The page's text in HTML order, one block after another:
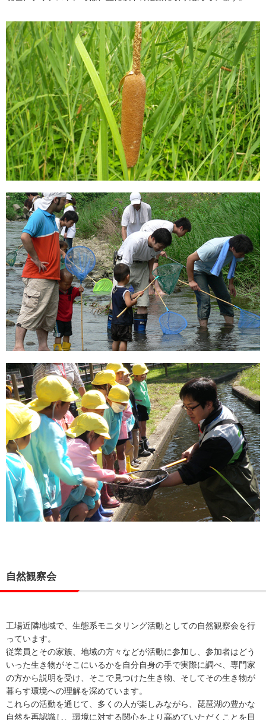
自然観察会
工場近隣地域で、生態系モニタリング活動としての自然観察会を行
っています。
従業員とその家族、地域の方々などが活動に参加し、参加者はどう
いった生き物がそこにいるかを自分自身の手で実際に調べ、専門家
の方から説明を受け、そこで見つけた生き物、そしてその生き物が
暮らす環境への理解を深めています。
これらの活動を通じて、多くの人が楽しみながら、琵琶湖の豊かな
自然を再認識し、環境に対する関心をより高めていただくことを目